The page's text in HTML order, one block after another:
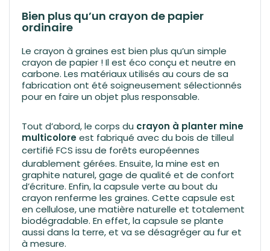
Bien plus qu’un crayon de papier
ordinaire
Le crayon à graines est bien plus qu’un simple
crayon de papier ! Il est éco conçu et neutre en
carbone. Les matériaux utilisés au cours de sa
fabrication ont été soigneusement sélectionnés
pour en faire un objet plus responsable.
Tout d’abord, le corps du crayon à planter mine
multicoloreest fabriqué avec du bois de tilleul
certifié FCS issu de forêts européennes
durablement gérées. Ensuite, la mine est en
graphite naturel, gage de qualité et de confort
d’écriture. Enfin, la capsule verte au bout du
crayon renferme les graines. Cette capsule est
en cellulose, une matière naturelle et totalement
biodégradable. En effet, la capsule se plante
aussi dans la terre, et va se désagréger au fur et
à mesure.